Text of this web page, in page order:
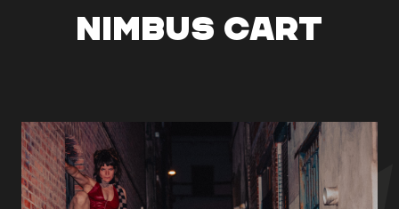
Nimbus Cart